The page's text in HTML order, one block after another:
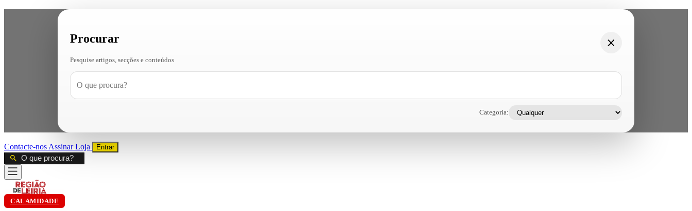
Procurar
Pesquise artigos, secções e conteúdos
Categoria:
Contacte-nos AssinarLoja Entrar
CALAMIDADE